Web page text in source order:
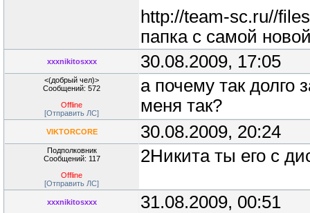
http://team-sc.ru//
папка с самой
xxxnikitosxxx 30.08.2009, 17:05
<(добрый чел)>
Сообщений: 572
Offline
[Отправить ЛС]
а почему так долго
меня так?
VIKTORCORE 30.08.2009, 20:24
Подполковник
Сообщений: 117
Offline
[Отправить ЛС]
2Никита ты его с
xxxnikitosxxx 31.08.2009, 00:51